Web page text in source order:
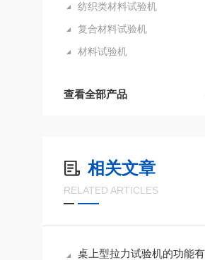
纺织类材料试验机
复合材料试验机
材料试验机
查看全部产品
相关文章
RELATED ARTICLES
桌上型拉力试验机的功能有哪些